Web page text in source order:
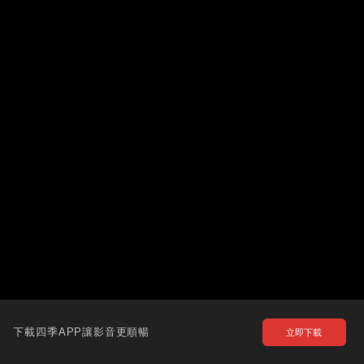
下載四季APP讓影音更順暢 立即下載